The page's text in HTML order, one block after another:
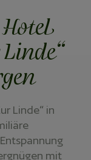
Linde“ in
mit